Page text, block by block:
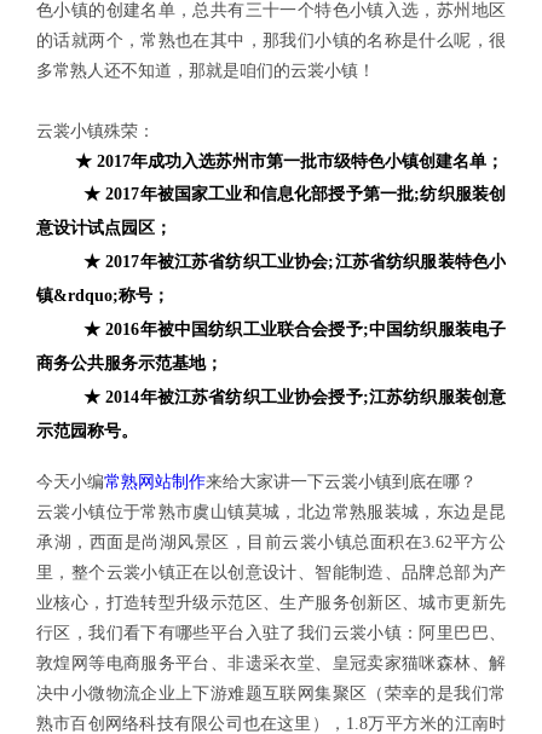
色小镇的创建名单，总共有三十一个特色小镇入选，苏州地区
的话就两个，常熟也在其中，那我们小镇的名称是什么呢，很
多常熟人还不知道，那就是咱们的云裳小镇！
云裳小镇殊荣：
★ 2017年成功入选苏州市第一批市级特色小镇创建名单；
★ 2017年被国家工业和信息化部授予第一批;纺织服装创
意设计试点园区；
★ 2017年被江苏省纺织工业协会;江苏省纺织服装特色小
镇&rdquo;称号；
★ 2016年被中国纺织工业联合会授予;中国纺织服装电子
商务公共服务示范基地；
★ 2014年被江苏省纺织工业协会授予;江苏纺织服装创意
示范园称号。
今天小编常熟网站制作来给大家讲一下云裳小镇到底在哪？
云裳小镇位于常熟市虞山镇莫城，北边常熟服装城，东边是昆
承湖，西面是尚湖风景区，目前云裳小镇总面积在3.62平方公
里，整个云裳小镇正在以创意设计、智能制造、品牌总部为产
业核心，打造转型升级示范区、生产服务创新区、城市更新先
行区，我们看下有哪些平台入驻了我们云裳小镇：阿里巴巴、
敦煌网等电商服务平台、非遗采衣堂、皇冠卖家猫咪森林、解
决中小微物流企业上下游难题互联网集聚区（荣幸的是我们常
熟市百创网络科技有限公司也在这里），1.8万平方米的江南时